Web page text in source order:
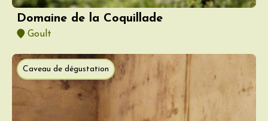
Domaine de la Coquillade
Goult
Caveau de dégustation